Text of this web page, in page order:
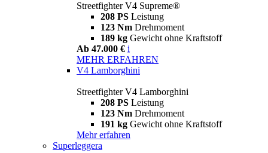
Streetfighter V4 Supreme®
208 PS Leistung
123 Nm Drehmoment
189 kg Gewicht ohne Kraftstoff
Ab 47.000 € i
MEHR ERFAHREN
V4 Lamborghini
Streetfighter V4 Lamborghini
208 PS Leistung
123 Nm Drehmoment
191 kg Gewicht ohne Kraftstoff
Mehr erfahren
Superleggera